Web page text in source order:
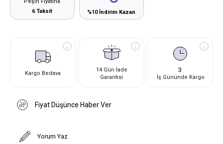
Peşin Fiyatına
6 Taksit
%10 İndirim Kazan
Kargo Bedava
14 Gün İade
Garantisi
3
İş Gününde Kargo
Fiyat Düşünce Haber Ver
Yorum Yaz